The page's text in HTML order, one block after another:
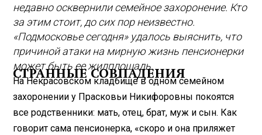
недавно осквернили семейное захоронение. Кто
за этим стоит, до сих пор неизвестно.
«Подмосковье сегодня» удалось выяснить, что
причиной атаки на мирную жизнь пенсионерки
может быть ее жилплощадь.
СТРАННЫЕ СОВПАДЕНИЯ
На Некрасовском кладбище в одном семейном
захоронении у Прасковьи Никифоровны покоятся
все родственники: мать, отец, брат, муж и сын. Как
говорит сама пенсионерка, «скоро и она приляжет